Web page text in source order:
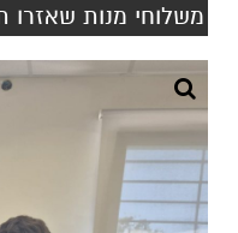
משלוחי מנות שאזרו